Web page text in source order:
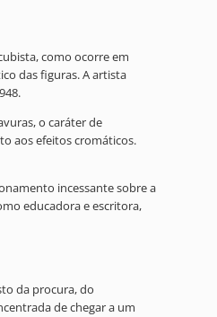
como ocorre em
das figuras. A artista
o caráter de
aos efeitos cromáticos.
incessante sobre a
educadora e escritora,
da procura, do
de chegar a um